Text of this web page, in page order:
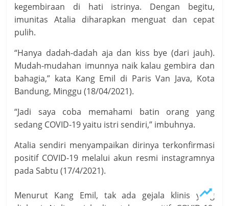
kegembiraan di hati istrinya. Dengan begitu,
imunitas Atalia diharapkan menguat dan cepat
pulih.
“Hanya dadah-dadah aja dan kiss bye (dari jauh).
Mudah-mudahan imunnya naik kalau gembira dan
bahagia,” kata Kang Emil di Paris Van Java, Kota
Bandung, Minggu (18/04/2021).
“Jadi saya coba memahami batin orang yang
sedang COVID-19 yaitu istri sendiri,” imbuhnya.
Atalia sendiri menyampaikan dirinya terkonfirmasi
positif COVID-19 melalui akun resmi instagramnya
pada Sabtu (17/4/2021).
Menurut Kang Emil, tak ada gejala klinis yang